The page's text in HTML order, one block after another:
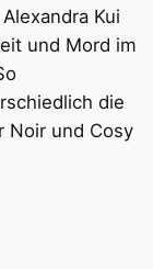
Kui
und Mord im
die
Noir und Cosy